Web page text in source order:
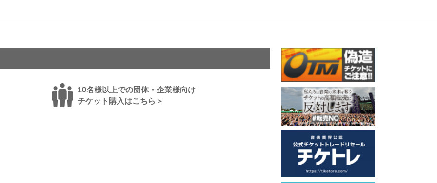
10名様以上での団体・企業様向け
チケット購入はこちら＞